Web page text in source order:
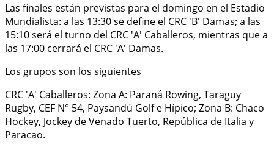
Las finales están previstas para el domingo en el Estadio
Mundialista: a las 13:30 se define el CRC 'B' Damas; a las
15:10 será el turno del CRC 'A' Caballeros, mientras que a
las 17:00 cerrará el CRC 'A' Damas.
Los grupos son los siguientes
CRC 'A' Caballeros: Zona A: Paraná Rowing, Taraguy
Rugby, CEF N° 54, Paysandú Golf e Hípico; Zona B: Chaco
Hockey, Jockey de Venado Tuerto, República de Italia y
Paracao.